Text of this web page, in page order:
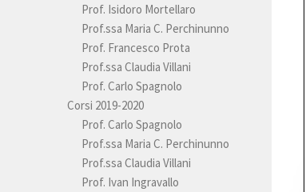
Prof. Isidoro Mortellaro
Prof.ssa Maria C. Perchinunno
Prof. Francesco Prota
Prof.ssa Claudia Villani
Prof. Carlo Spagnolo
Corsi 2019-2020
Prof. Carlo Spagnolo
Prof.ssa Maria C. Perchinunno
Prof.ssa Claudia Villani
Prof. Ivan Ingravallo